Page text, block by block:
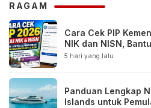
RAGAM
Cara Cek PIP
NIK dan NISN,
5 hari yang lalu
Panduan Lengkap
Islands untuk